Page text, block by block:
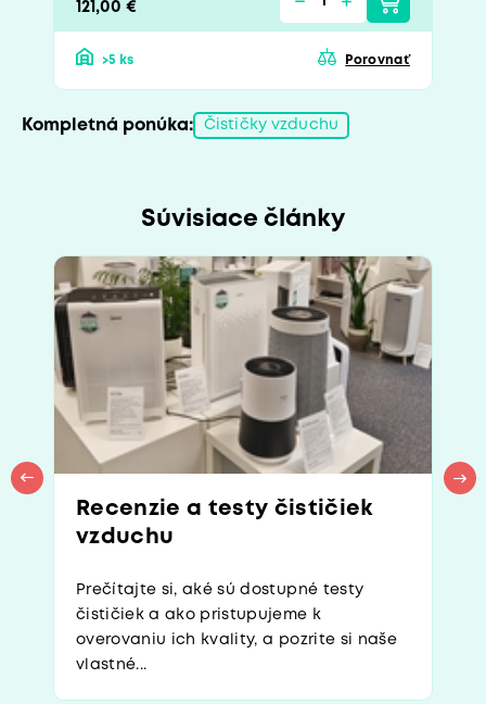
121,00 €
>5 ks Porovnať
Kompletná ponúka: Čističky vzduchu
Súvisiace články
Recenzie a testy čističiek
vzduchu
Prečítajte si, aké sú dostupné testy
čističiek a ako pristupujeme k
overovaniu ich kvality, a pozrite si naše
vlastné...